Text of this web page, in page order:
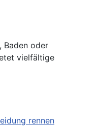
Baden oder
vielfältige